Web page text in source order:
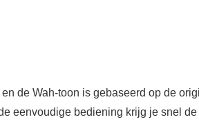
de Wah-toon is gebaseerd op de
eenvoudige bediening krijg je snel